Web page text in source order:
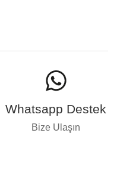
Whatsapp Destek
Bize Ulaşın